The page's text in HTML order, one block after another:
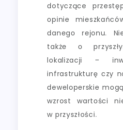
dotyczące
opinie
danego rejonu.
także o
lokalizacji –
infrastrukturę czy
deweloperskie
wzrost wartości
w przyszłości.